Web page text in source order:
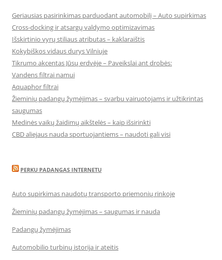
Geriausias pasirinkimas parduodant automobilį – Auto supirkimas
Cross-docking ir atsargų valdymo optimizavimas
Išskirtinio vyrų stiliaus atributas – kaklaraištis
Kokybiškos vidaus durys Vilniuje
Tikrumo akcentas Jūsų erdvėje – Paveikslai ant drobės:
Vandens filtrai namui
Aquaphor filtrai
Žieminių padangų žymėjimas – svarbu vairuotojams ir užtikrintas
saugumas
Medinės vaikų žaidimų aikštelės – kaip išsirinkti
CBD aliejaus nauda sportuojantiems – naudoti gali visi
PERKU PADANGAS INTERNETU
Auto supirkimas naudotų transporto priemonių rinkoje
Žieminių padangų žymėjimas – saugumas ir nauda
Padangų žymėjimas
Automobilio turbinų istorija ir ateitis